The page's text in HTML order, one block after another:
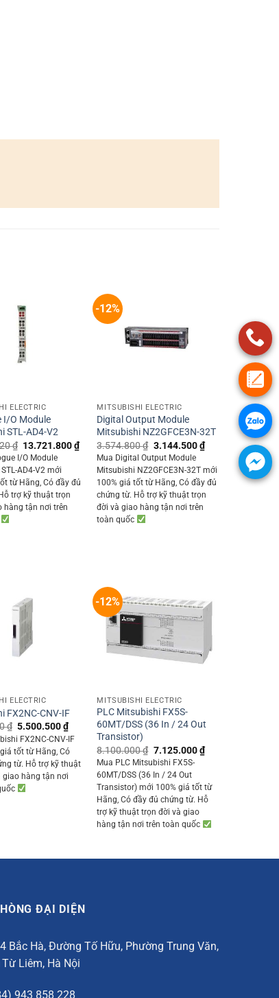
ELECTRIC
I/O Module
STL-AD4-V2
₫ Original
price
was:
15.599.520 ₫.
13.721.800₫Current
price
13.721.800 ₫.
I/O Module
AD4-V2 mới
từ Hãng, Có đầy đủ
trợ kỹ thuật trọn
hàng tận nơi trên
-12%
MITSUBISHI ELECTRIC
Digital Output Module
Mitsubishi NZ2GFCE3N-32T
3.574.800₫ Original
price
was:
3.574.800 ₫.
3.144.500₫Current
price
is:
3.144.500 ₫.
Mua Digital Output Module
Mitsubishi NZ2GFCE3N-32T mới
100% giá tốt từ Hãng, Có đầy đủ
chứng từ. Hỗ trợ kỹ thuật trọn
đời và giao hàng tận nơi trên
toàn quốc
ELECTRIC
FX2NC-CNV-IF
₫ Original
price
was:
6.253.200 ₫.
5.500.500₫Current
price
is:
5.500.500 ₫.
FX2NC-CNV-IF
tốt từ Hãng, Có
từ. Hỗ trợ kỹ thuật
giao hàng tận nơi
-12%
MITSUBISHI ELECTRIC
PLC Mitsubishi FX5S-
60MT/DSS (36 In / 24 Out
Transistor)
8.100.000₫ Original
price
was:
8.100.000 ₫.
7.125.000₫Current
price
Mua PLC Mitsubishi FX5S-
60MT/DSS (36 In / 24 Out
Transistor) mới 100% giá tốt từ
Hãng, Có đầy đủ chứng từ. Hỗ
trợ kỹ thuật trọn đời và giao
hàng tận nơi trên toàn quốc
ĐẠI DIỆN
Bắc Hà, Đường Tố Hữu, Phường Trung Văn,
Liêm, Hà Nội
943 858 228